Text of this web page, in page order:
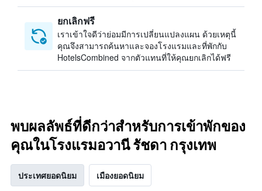
ยกเลิกฟรี
เราเข้าใจดีว่าย่อมมีการเปลี่ยนแปลงแผน ด้วยเหตุนี้
คุณจึงสามารถค้นหาและจองโรงแรมและที่พักกับ
HotelsCombined จากตัวแทนที่ให้คุณยกเลิกได้ฟรี
พบผลลัพธ์ที่ดีกว่าสำหรับการเข้าพักของ
คุณในโรงแรมอวานี รัชดา กรุงเทพ
ประเทศยอดนิยม เมืองยอดนิยม